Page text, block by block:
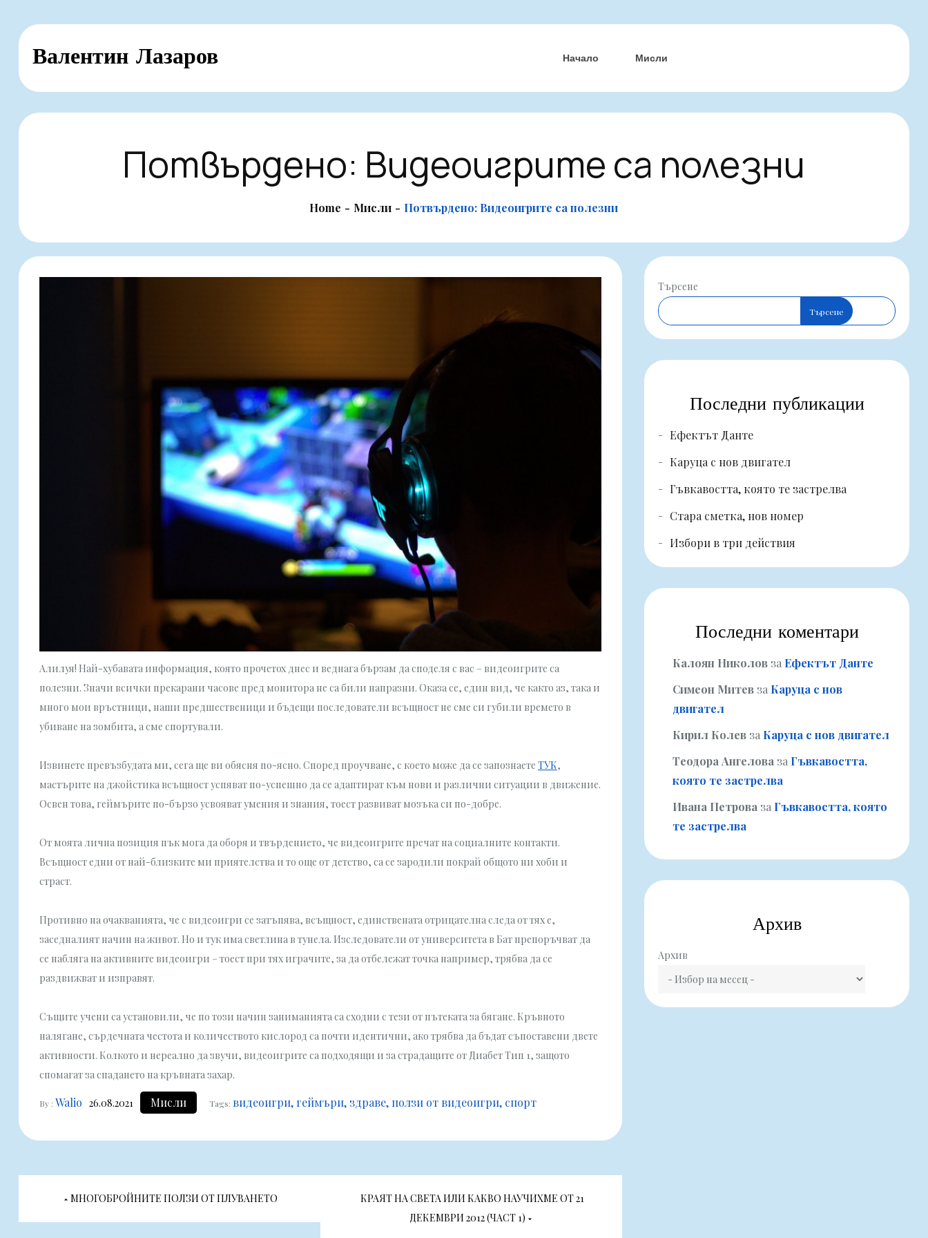
content
Валентин Лазаров Начало Мисли
Потвърдено: Видеоигрите са полезни
Home Мисли Потвърдено: Видеоигрите са полезни
Алилуя! Най-хубавата информация, която прочетох днес и веднага бързам да споделя с вас – видеоигрите са
полезни. Значи всички прекарани часове пред монитора не са били напразни. Оказа се, един вид, че както аз, така и
много мои връстници, наши предшественици и бъдещи последователи всъщност не сме си губили времето в
убиване на зомбита, а сме спортували.
Извинете превъзбудата ми, сега ще ви обясня по-ясно. Според проучване, с което може да се запознаете ТУК,
мастърите на джойстика всъщност успяват по-успешно да се адаптират към нови и различни ситуации в движение.
Освен това, геймърите по-бързо усвояват умения и знания, тоест развиват мозъка си по-добре.
От моята лична позиция пък мога да оборя и твърдението, че видеоигрите пречат на социалните контакти.
Всъщност едни от най-близките ми приятелства и то още от детство, са се зародили покрай общото ни хоби и
страст.
Противно на очакванията, че с видеоигри се затъпява, всъщност, единствената отрицателна следа от тях е,
заседналият начин на живот. Но и тук има светлина в тунела. Изследователи от университета в Бат препоръчват да
се набляга на активните видеоигри – тоест при тях играчите, за да отбележат точка например, трябва да се
раздвижват и изправят.
Същите учени са установили, че по този начин заниманията са сходни с тези от пътеката за бягане. Кръвното
налягане, сърдечната честота и количеството кислород са почти идентични, ако трябва да бъдат съпоставени двете
активности. Колкото и нереално да звучи, видеоигрите са подходящи и за страдащите от Диабет Тип 1, защото
спомагат за спадането на кръвната захар.
By : Walio 26.08.2021 Мисли Tags: видеоигри геймъри здраве ползи от видеоигри спорт
Навигация
МНОГОБРОЙНИТЕ ПОЛЗИ ОТ ПЛУВАНЕТО
КРАЯТ НА СВЕТА ИЛИ КАКВО НАУЧИХМЕ ОТ 21
ДЕКЕМВРИ 2012 (ЧАСТ 1)
Търсене
Търсене
Последни публикации
Ефектът Данте
Каруца с нов двигател
Гъвкавостта, която те застрелва
Стара сметка, нов номер
Избори в три действия
Последни коментари
Калоян Николов за Ефектът Данте
Симеон Митев за Каруца с нов
двигател
Кирил Колев за Каруца с нов двигател
Теодора Ангелова за Гъвкавостта,
която те застрелва
Ивана Петрова за Гъвкавостта, която
те застрелва
Архив
Архив